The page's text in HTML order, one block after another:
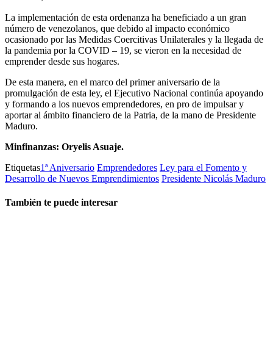
La implementación de esta ordenanza ha beneficiado a un gran
número de venezolanos, que debido al impacto económico
ocasionado por las Medidas Coercitivas Unilaterales y la llegada de
la pandemia por la COVID – 19, se vieron en la necesidad de
emprender desde sus hogares.
De esta manera, en el marco del primer aniversario de la
promulgación de esta ley, el Ejecutivo Nacional continúa apoyando
y formando a los nuevos emprendedores, en pro de impulsar y
aportar al ámbito financiero de la Patria, de la mano de Presidente
Maduro.
Minfinanzas: Oryelis Asuaje.
Etiquetas1ª Aniversario Emprendedores Ley para el Fomento y
Desarrollo de Nuevos Emprendimientos Presidente Nicolás Maduro
También te puede interesar